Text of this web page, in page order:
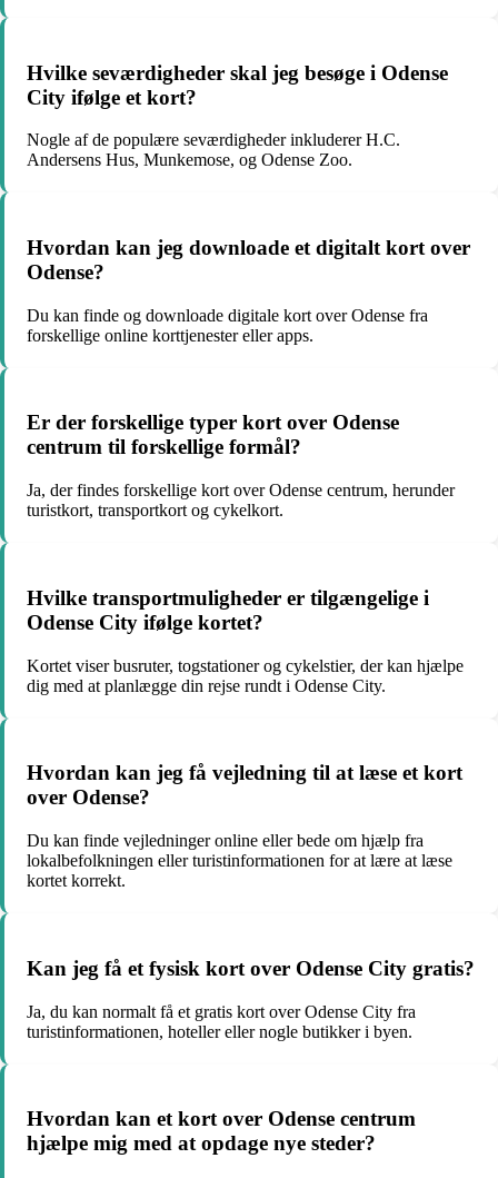
Hvilke seværdigheder skal jeg besøge i Odense
City ifølge et kort?
Nogle af de populære seværdigheder inkluderer H.C.
Andersens Hus, Munkemose, og Odense Zoo.
Hvordan kan jeg downloade et digitalt kort over
Odense?
Du kan finde og downloade digitale kort over Odense fra
forskellige online korttjenester eller apps.
Er der forskellige typer kort over Odense
centrum til forskellige formål?
Ja, der findes forskellige kort over Odense centrum, herunder
turistkort, transportkort og cykelkort.
Hvilke transportmuligheder er tilgængelige i
Odense City ifølge kortet?
Kortet viser busruter, togstationer og cykelstier, der kan hjælpe
dig med at planlægge din rejse rundt i Odense City.
Hvordan kan jeg få vejledning til at læse et kort
over Odense?
Du kan finde vejledninger online eller bede om hjælp fra
lokalbefolkningen eller turistinformationen for at lære at læse
kortet korrekt.
Kan jeg få et fysisk kort over Odense City gratis?
Ja, du kan normalt få et gratis kort over Odense City fra
turistinformationen, hoteller eller nogle butikker i byen.
Hvordan kan et kort over Odense centrum
hjælpe mig med at opdage nye steder?